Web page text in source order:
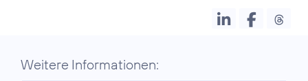
Weitere Informationen: